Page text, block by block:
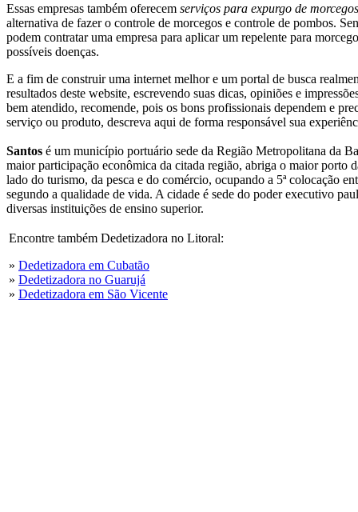
Essas empresas também oferecem serviços para expurgo de
alternativa de fazer o controle de morcegos e controle de pombos.
podem contratar uma empresa para aplicar um repelente para
possíveis doenças.
E a fim de construir uma internet melhor e um portal de busca
resultados deste website, escrevendo suas dicas, opiniões e
bem atendido, recomende, pois os bons profissionais dependem e
serviço ou produto, descreva aqui de forma responsável sua
Santos é um município portuário sede da Região Metropolitana da
maior participação econômica da citada região, abriga o maior
lado do turismo, da pesca e do comércio, ocupando a 5ª colocação
segundo a qualidade de vida. A cidade é sede do poder executivo
diversas instituições de ensino superior.
Encontre também Dedetizadora no Litoral:
» Dedetizadora em Cubatão
» Dedetizadora no Guarujá
» Dedetizadora em São Vicente